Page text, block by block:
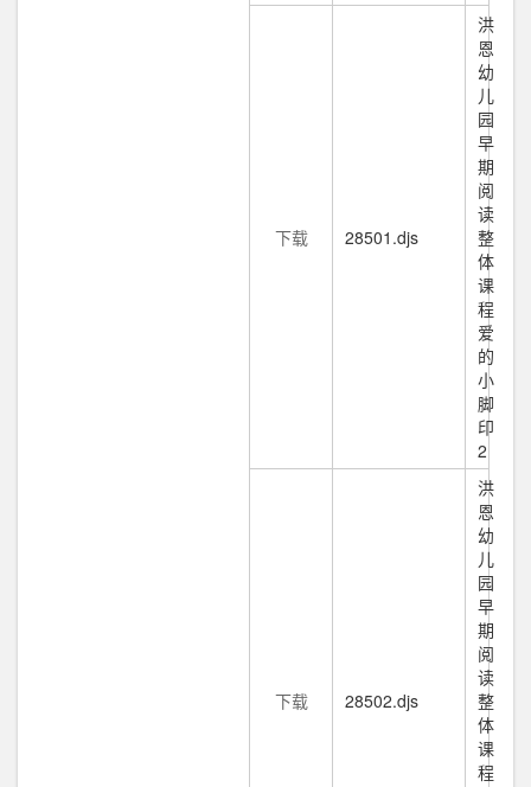
下载 28501.djs
洪
恩
幼
儿
园
早
期
阅
读
整
体
课
程
爱
的
小
脚
印
2
下载 28502.djs
洪
恩
幼
儿
园
早
期
阅
读
整
体
课
程